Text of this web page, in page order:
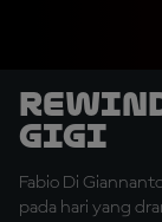
Gigi
Fabio Di
pada hari yang